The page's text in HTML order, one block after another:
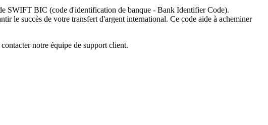
SWIFT BIC (code d'identification de banque - Bank Identifier Code).
le succès de votre transfert d'argent international. Ce code aide à acheminer
notre équipe de support client.